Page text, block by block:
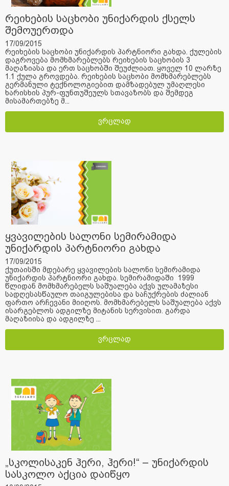
რეიხების საცხობი უნიქარდის ქსელს
შემოუერთდა
17/09/2015
რეიხების საცხობი უნიქარდის პარტნიორი გახდა. ქულების
დაგროვება მომხმარებლებს რეიხების საცხობის 3
მაღაზიასა და ერთ საცხობში შეუძლიათ. ყოველ 10 ლარზე
1.1 ქულა გროვდება. რეიხების საცხობი მომხმარებლებს
გერმანული ტექნოლოგიებით დამზადებულ უმაღლესი
ხარისხის პურ-ფუნთუშეულს სთავაზობს და შემდეგ
მისამართებზე მ...
ვრცლად
ყვავილების სალონი სემირამიდა
უნიქარდის პარტნიორი გახდა
17/09/2015
ქუთაისში მდებარე ყვავილების სალონი სემირამიდა
უნიქარდის პარტნიორი გახდა. სემირამიდაში 1999
წლიდან მომხმარებელს საშუალება აქვს ულამაზესი
სადღესასწაულო თაიგულებისა და საჩუქრების ძალიან
ფართო არჩევანი მიიღოს. მომხმარებელს საშუალება აქვს
ისარგებლოს ადგილზე მიტანის სერვისით. გარდა
მაღაზიისა და ადგილზე ...
ვრცლად
„სკოლისაკენ ჰერი, ჰერი!“ – უნიქარდის
სასკოლო აქცია დაიწყო